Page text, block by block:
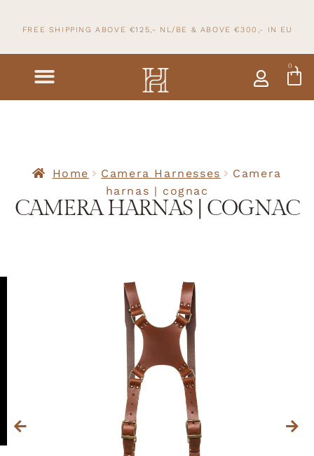
FREE SHIPPING ABOVE €125,- NL/BE & ABOVE €300,- IN EU
0
Home Camera Harnesses
Camera
harnas | cognac
CAMERA HARNAS | COGNAC